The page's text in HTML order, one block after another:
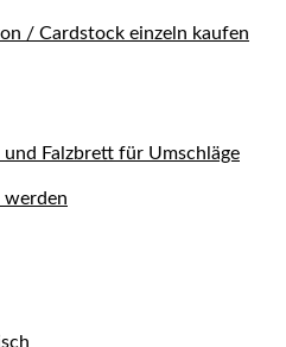
/ Cardstock einzeln kaufen
und Falzbrett für Umschläge
werden